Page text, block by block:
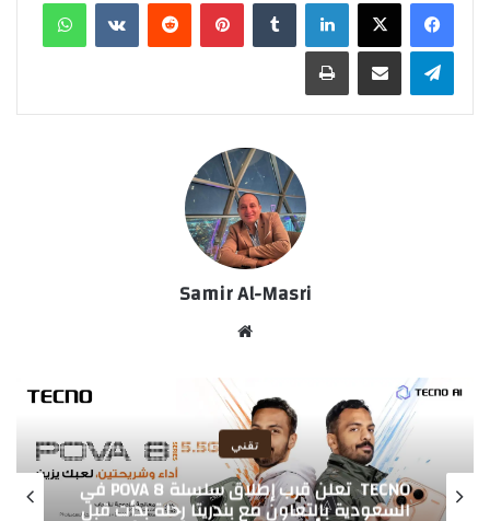
Samir Al-Masri
الوي
ب
تقني
TECNO تعلن قرب إطلاق سلسلة POVA 8 في
السعودية بالتعاون مع بندريتا رحلة بدأت قبل